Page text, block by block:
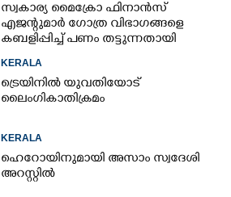
സ്വകാര്യ മൈക്രോ ഫിനാൻസ്
എജന്റുമാർ ഗോത്ര വിഭാഗങ്ങളെ
കബളിപ്പിച്ച് പണം തട്ടുന്നതായി
KERALA
ട്രെയിനിൽ യുവതിയോട്
ലൈംഗികാതിക്രമം
KERALA
ഹെറോയിനുമായി അസാം സ്വദേശി
അറസ്റ്റിൽ